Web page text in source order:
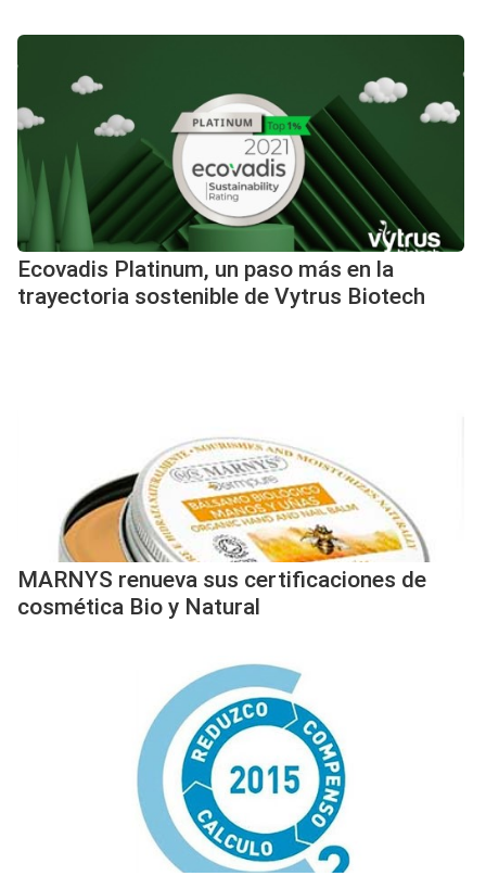
Ecovadis Platinum, un paso más en la
trayectoria sostenible de Vytrus Biotech
MARNYS renueva sus certificaciones de
cosmética Bio y Natural